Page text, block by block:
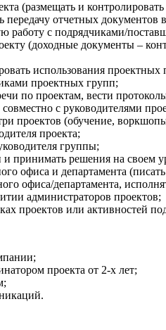
(размещать и
отчетных документов
с подрядчиками/
(доходные документы –
использования
проектных групп;
по проектам, вести
с руководителями
проектов (обучение,
проекта;
группы;
принимать решения на своем
офиса и департамента
офиса/департамента,
администраторов проектов;
проектов или активностей
проекта от 2-х лет;